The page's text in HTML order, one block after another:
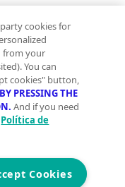
cookies for
from your
You can
cookies" button,
PRESSING THE
And if you need
Política de
Cookies